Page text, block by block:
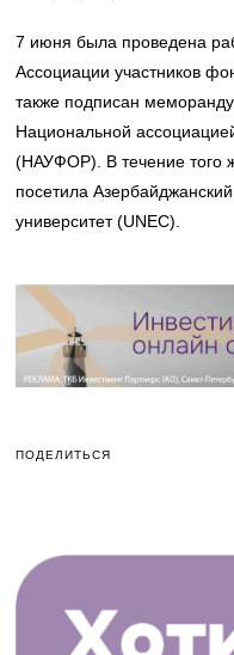
7 июня была проведена
Ассоциации участников
также подписан
Национальной
(НАУФОР). В течение того
посетила
университет (UNEC).
ПОДЕЛИТЬСЯ